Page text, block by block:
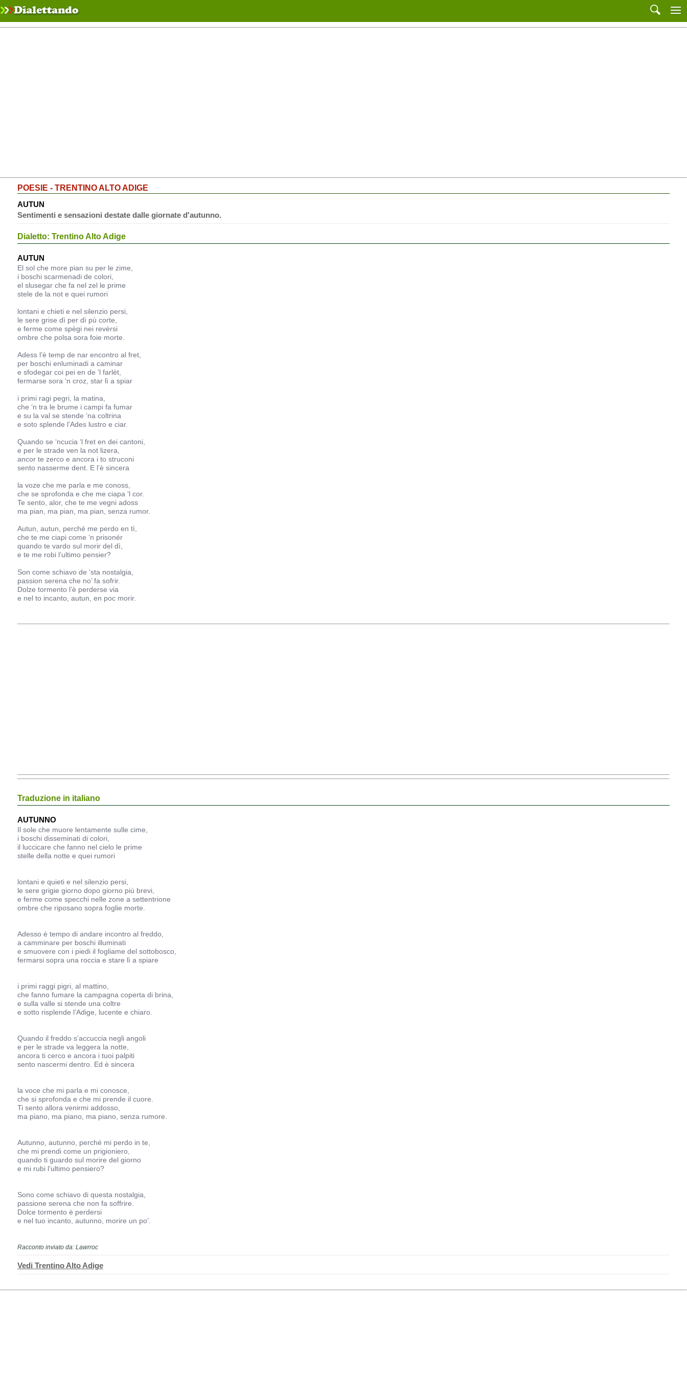
POESIE - TRENTINO ALTO ADIGE
AUTUN
Sentimenti e sensazioni destate dalle giornate d'autunno.
Dialetto: Trentino Alto Adige
AUTUN
El sol che more pian su per le zime,
i boschi scarmenadi de colori,
el slusegar che fa nel zel le prime
stele de la not e quei rumori
lontani e chieti e nel silenzio persi,
le sere grise dì per dì pù corte,
e ferme come spègi nei revèrsi
ombre che polsa sora foie morte.
Adess l’è temp de nar encontro al fret,
per boschi enluminadi a caminar
e sfodegar coi pei en de ’l farlèt,
fermarse sora ‘n croz, star lì a spiar
i primi ragi pegri, la matina,
che ‘n tra le brume i campi fa fumar
e su la val se stende ‘na coltrina
e soto splende l’Ades lustro e ciar.
Quando se ‘ncucia ‘l fret en dei cantoni,
e per le strade ven la not lizera,
ancor te zerco e ancora i to struconi
sento nasserme dent. E l’è sincera
la voze che me parla e me conoss,
che se sprofonda e che me ciapa ‘l cor.
Te sento, alor, che te me vegni adoss
ma pian, ma pian, ma pian, senza rumor.
Autun, autun, perché me perdo en tì,
che te me ciapi come ‘n prisonér
quando te vardo sul morir del dì,
e te me robi l’ultimo pensier?
Son come schiavo de ‘sta nostalgia,
passion serena che no’ fa sofrir.
Dolze tormento l’è perderse via
e nel to incanto, autun, en poc morir.
Traduzione in italiano
AUTUNNO
Il sole che muore lentamente sulle cime,
i boschi disseminati di colori,
il luccicare che fanno nel cielo le prime
stelle della notte e quei rumori
lontani e quieti e nel silenzio persi,
le sere grigie giorno dopo giorno più brevi,
e ferme come specchi nelle zone a settentrione
ombre che riposano sopra foglie morte.
Adesso è tempo di andare incontro al freddo,
a camminare per boschi illuminati
e smuovere con i piedi il fogliame del sottobosco,
fermarsi sopra una roccia e stare lì a spiare
i primi raggi pigri, al mattino,
che fanno fumare la campagna coperta di brina,
e sulla valle si stende una coltre
e sotto risplende l’Adige, lucente e chiaro.
Quando il freddo s’accuccia negli angoli
e per le strade va leggera la notte,
ancora ti cerco e ancora i tuoi palpiti
sento nascermi dentro. Ed è sincera
la voce che mi parla e mi conosce,
che si sprofonda e che mi prende il cuore.
Ti sento allora venirmi addosso,
ma piano, ma piano, ma piano, senza rumore.
Autunno, autunno, perché mi perdo in te,
che mi prendi come un prigioniero,
quando ti guardo sul morire del giorno
e mi rubi l’ultimo pensiero?
Sono come schiavo di questa nostalgia,
passione serena che non fa soffrire.
Dolce tormento è perdersi
e nel tuo incanto, autunno, morire un po’.
Racconto inviato da: Lawrroc
Vedi Trentino Alto Adige